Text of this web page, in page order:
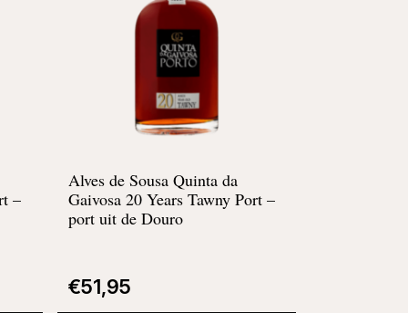
–
Alves de Sousa Quinta da
Gaivosa 20 Years Tawny Port –
port uit de Douro
€51,95